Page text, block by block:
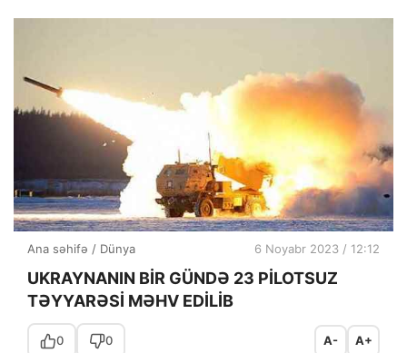
Ana səhifə / Dünya 6 Noyabr 2023 / 12:12
UKRAYNANIN BİR GÜNDƏ 23 PİLOTSUZ
TƏYYARƏSİ MƏHV EDİLİB
0 0 A- A+